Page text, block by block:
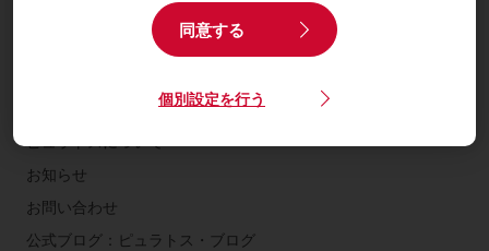
同意する
個別設定を行う
公式通販サイト：ピュラトス楽天市場店
ピュラトスについて
お知らせ
お問い合わせ
公式ブログ：ピュラトス・ブログ